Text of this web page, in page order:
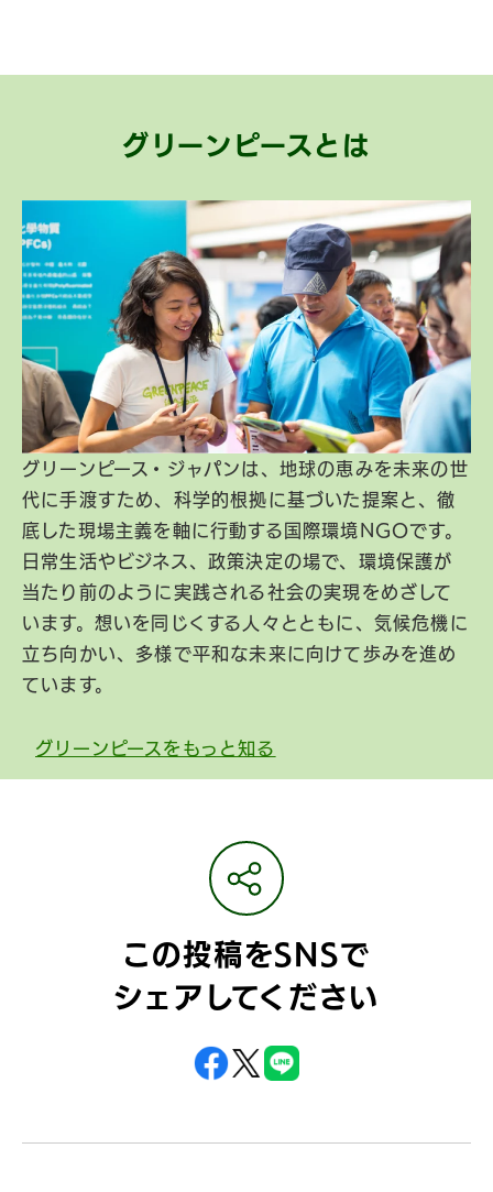
グリーンピースとは
グリーンピース・ジャパンは、地球の恵みを未来の世
代に手渡すため、科学的根拠に基づいた提案と、徹
底した現場主義を軸に行動する国際環境NGOです。
日常生活やビジネス、政策決定の場で、環境保護が
当たり前のように実践される社会の実現をめざして
います。想いを同じくする人々とともに、気候危機に
立ち向かい、多様で平和な未来に向けて歩みを進め
ています。
グリーンピースをもっと知る
この投稿をSNSで
シェアしてください